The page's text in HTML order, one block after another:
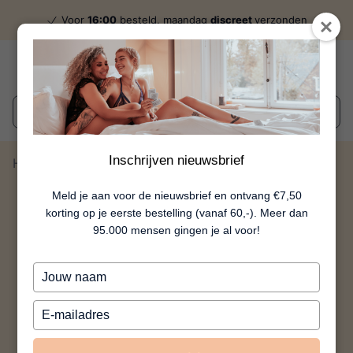
Inschrijven nieuwsbrief
Meld je aan voor de nieuwsbrief en ontvang €7,50
korting op je eerste bestelling (vanaf 60,-). Meer dan
95.000 mensen gingen je al voor!
Typ
je
naam
Typ
je
e-
Voor 16:00 besteld, maandag discreetverzonden
Wat zoek je?
Home Piemelsloffen Pink